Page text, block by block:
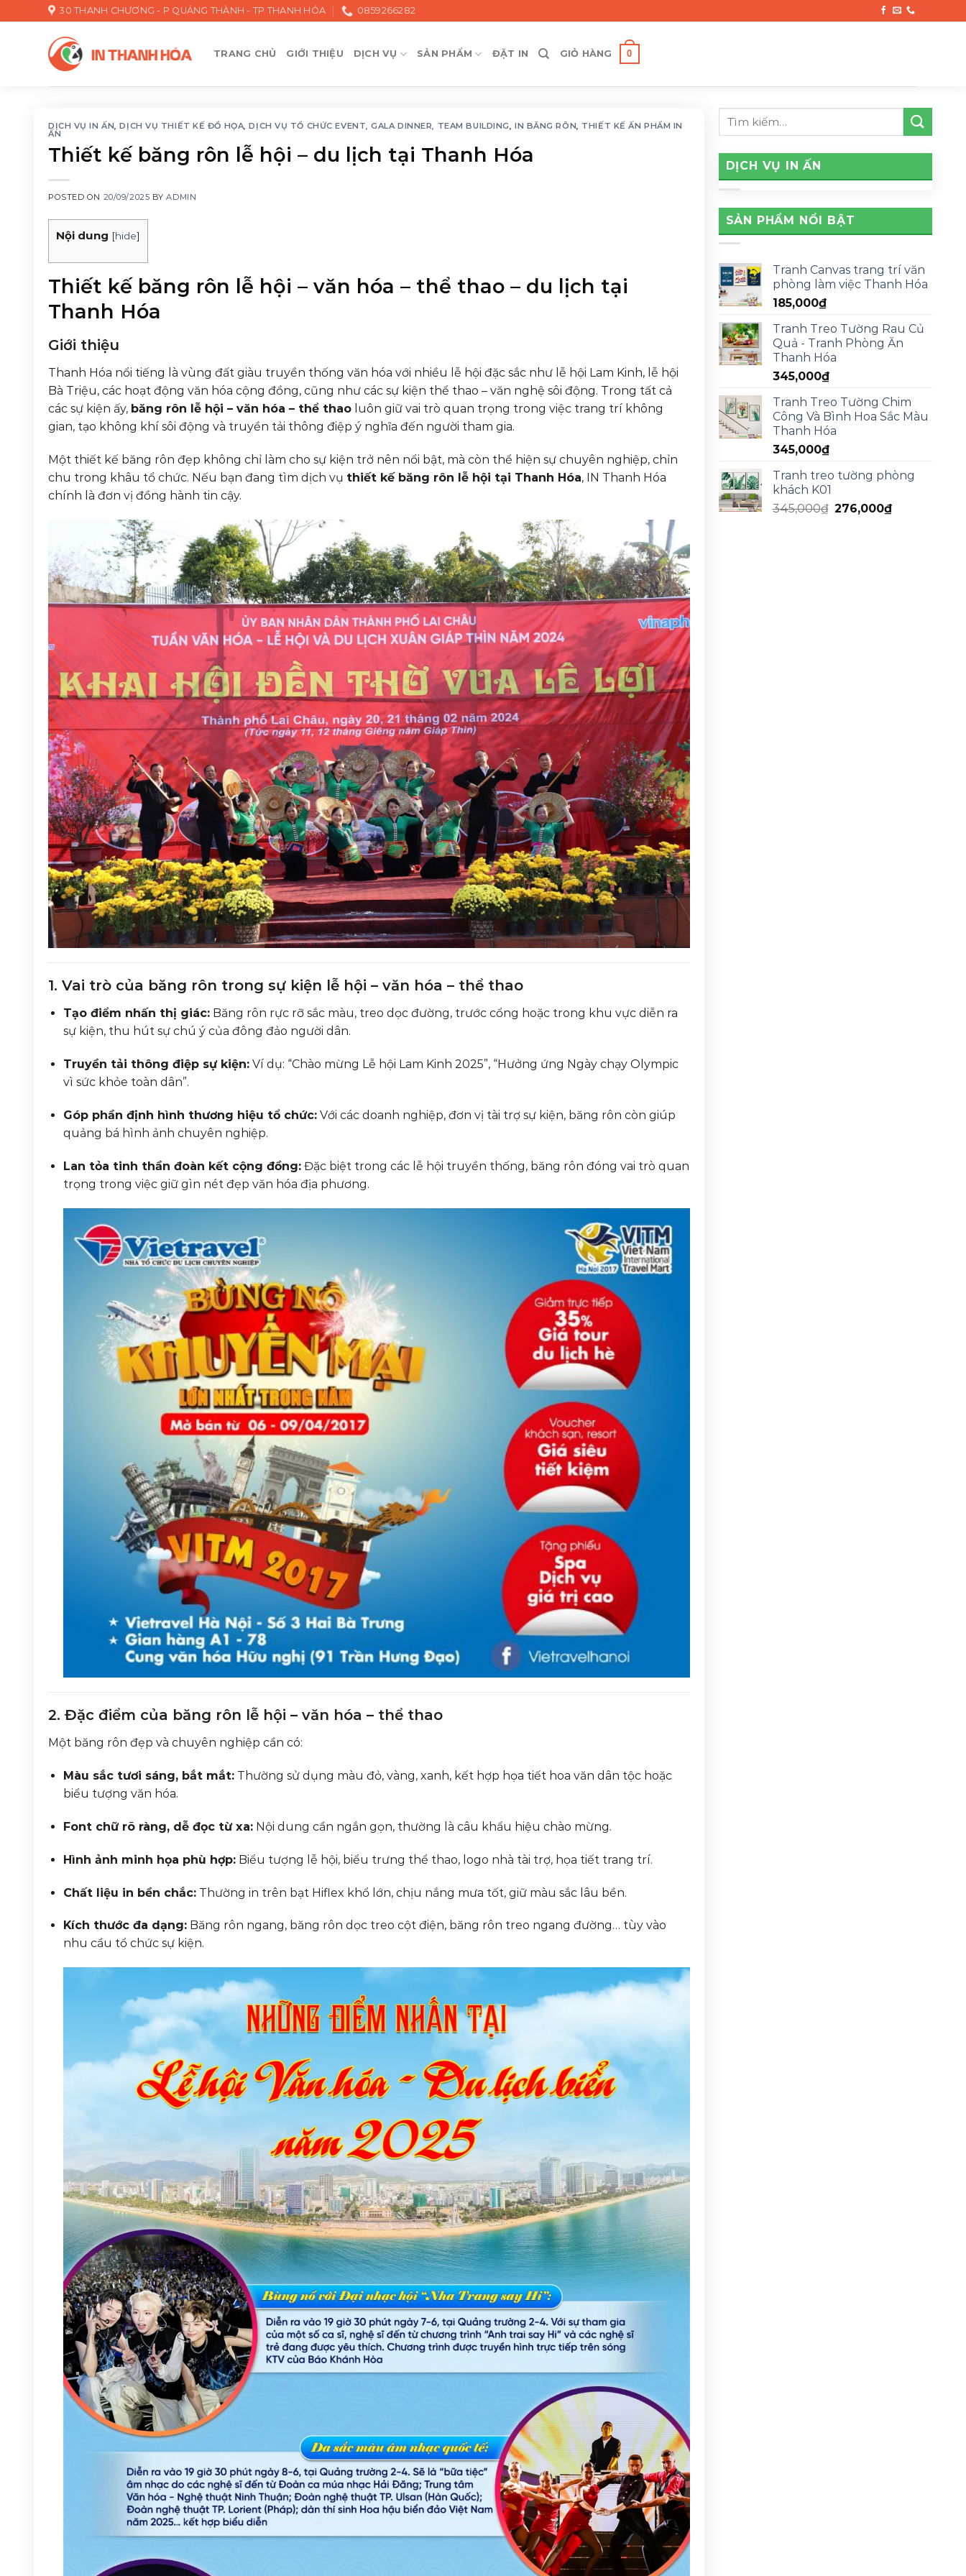
to
30 THANH CHƯƠNG - P QUẢNG THÀNH - TP THANH HÓA 0859266282
TRANG CHỦ GIỚI THIỆU DỊCH VỤ SẢN PHẨM ĐẶT IN GIỎ HÀNG 0
DỊCH VỤ IN ẤN,DỊCH VỤ THIẾT KẾ ĐỒ HỌA,DỊCH VỤ TỔ CHỨC EVENT, GALA DINNER, TEAM BUILDING, IN BĂNG RÔN, THIẾT KẾ ẤN PHẨM IN
ẤN
Thiết kế băng rôn lễ hội – du lịch tại Thanh Hóa
POSTED ON 20/09/2025 BYADMIN
Nội dung [hide]
Thiết kế băng rôn lễ hội – văn hóa – thể thao – du lịch tại
Thanh Hóa
Giới thiệu
Thanh Hóa nổi tiếng là vùng đất giàu truyền thống văn hóa với nhiều lễ hội đặc sắc như lễ hội Lam Kinh, lễ hội
Bà Triệu, các hoạt động văn hóa cộng đồng, cũng như các sự kiện thể thao – văn nghệ sôi động. Trong tất cả
các sự kiện ấy, băng rôn lễ hội – văn hóa – thể thao luôn giữ vai trò quan trọng trong việc trang trí không
gian, tạo không khí sôi động và truyền tải thông điệp ý nghĩa đến người tham gia.
Một thiết kế băng rôn đẹp không chỉ làm cho sự kiện trở nên nổi bật, mà còn thể hiện sự chuyên nghiệp, chỉn
chu trong khâu tổ chức. Nếu bạn đang tìm dịch vụ thiết kế băng rôn lễ hội tại Thanh Hóa, IN Thanh Hóa
chính là đơn vị đồng hành tin cậy.
1. Vai trò của băng rôn trong sự kiện lễ hội – văn hóa – thể thao
Tạo điểm nhấn thị giác:Băng rôn rực rỡ sắc màu, treo dọc đường, trước cổng hoặc trong khu vực diễn ra
sự kiện, thu hút sự chú ý của đông đảo người dân.
Truyền tải thông điệp sự kiện:Ví dụ: “Chào mừng Lễ hội Lam Kinh 2025”, “Hưởng ứng Ngày chạy Olympic
vì sức khỏe toàn dân”.
Góp phần định hình thương hiệu tổ chức:Với các doanh nghiệp, đơn vị tài trợ sự kiện, băng rôn còn giúp
quảng bá hình ảnh chuyên nghiệp.
Lan tỏa tinh thần đoàn kết cộng đồng:Đặc biệt trong các lễ hội truyền thống, băng rôn đóng vai trò quan
trọng trong việc giữ gìn nét đẹp văn hóa địa phương.
2. Đặc điểm của băng rôn lễ hội – văn hóa – thể thao
Một băng rôn đẹp và chuyên nghiệp cần có:
Màu sắc tươi sáng, bắt mắt:Thường sử dụng màu đỏ, vàng, xanh, kết hợp họa tiết hoa văn dân tộc hoặc
biểu tượng văn hóa.
Font chữ rõ ràng, dễ đọc từ xa:Nội dung cần ngắn gọn, thường là câu khẩu hiệu chào mừng.
Hình ảnh minh họa phù hợp:Biểu tượng lễ hội, biểu trưng thể thao, logo nhà tài trợ, họa tiết trang trí.
Chất liệu in bền chắc:Thường in trên bạt Hiflex khổ lớn, chịu nắng mưa tốt, giữ màu sắc lâu bền.
Kích thước đa dạng:Băng rôn ngang, băng rôn dọc treo cột điện, băng rôn treo ngang đường… tùy vào
nhu cầu tổ chức sự kiện.
DỊCH VỤ IN ẤN
SẢN PHẨM NỔI BẬT
Tranh Canvas trang trí văn
phòng làm việc Thanh Hóa
185,000₫
Tranh Treo Tường Rau Củ
Quả - Tranh Phòng Ăn
Thanh Hóa
345,000₫
Tranh Treo Tường Chim
Công Và Bình Hoa Sắc Màu
Thanh Hóa
345,000₫
Tranh treo tường phòng
khách K01
345,000₫ 276,000₫